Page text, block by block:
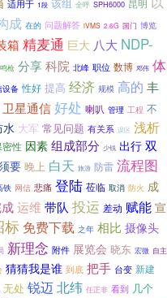
适用于 1段 该组 全呼 SPH6000 昆明
成 在的 问题解答 iVMS 2.6G 国门 博览
箱 精麦通 巨大 八大 NDP-
鸣枪 分享科院 北峰 职位 数博 邓伟 体
设备 性好 提高 经济 规模 高的 丰
卫星通信好处 喇叭 管理 工程 不
水 大军 常见问题 有关系 误区 浅析
密性 因素 组成部分 少钱 出行 双
要 晚上 白天 旅游 防雷 流程图
铁 网信 悲痛 登陆 莅临 取消 防火 成
运维 带队 投运 差动 赋能 宣
标 免费下载 之年 相比 摄像头
新理念 附件 展览会 晓东 宏微 自主
猜猜我是谁 到底 把手 台变 新建
无处 锐迈北纬 任正非 看到 几个